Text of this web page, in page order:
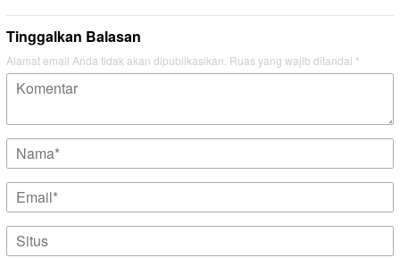
Tinggalkan Balasan
Alamat email Anda tidak akan dipublikasikan. Ruas yang wajib ditandai *